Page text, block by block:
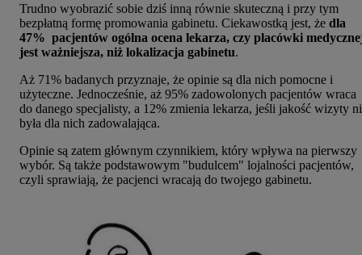
Trudno wyobrazić sobie dziś inną równie skuteczną i przy tym
bezpłatną formę promowania gabinetu. Ciekawostką jest, że dla
47% pacjentów ogólna ocena lekarza, czy placówki
jest ważniejsza, niż lokalizacja gabinetu.
Aż 71% badanych przyznaje, że opinie są dla nich pomocne i
użyteczne. Jednocześnie, aż 95% zadowolonych pacjentów wraca
do danego specjalisty, a 12% zmienia lekarza, jeśli jakość wizyty
była dla nich zadowalająca.
Opinie są zatem głównym czynnikiem, który wpływa na pierwszy
wybór. Są także podstawowym "budulcem" lojalności pacjentów,
czyli sprawiają, że pacjenci wracają do twojego gabinetu.